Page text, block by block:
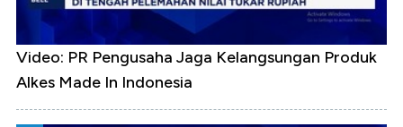
Video: PR Pengusaha Jaga Kelangsungan Produk
Alkes Made In Indonesia